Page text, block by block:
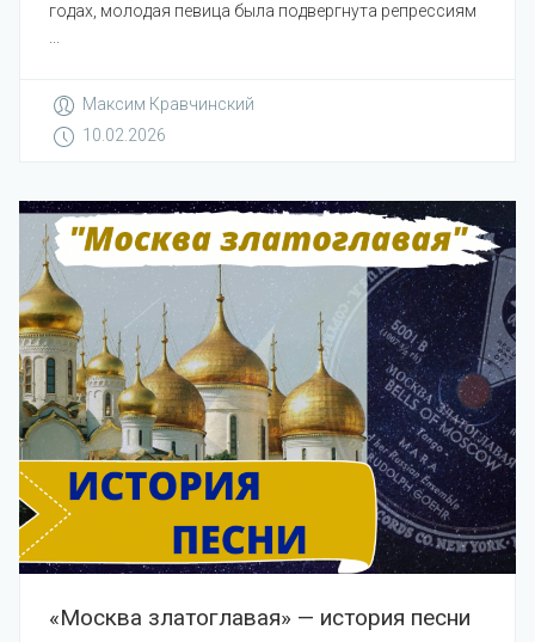
годах, молодая певица была подвергнута репрессиям
...
Максим Кравчинский
10.02.2026
«Москва златоглавая» — история песни